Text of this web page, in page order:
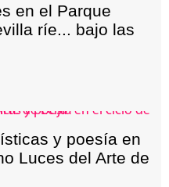
en el Parque
ríe... bajo las
y poesía en
Luces del Arte de